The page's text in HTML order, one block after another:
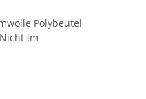
Polybeutel
im